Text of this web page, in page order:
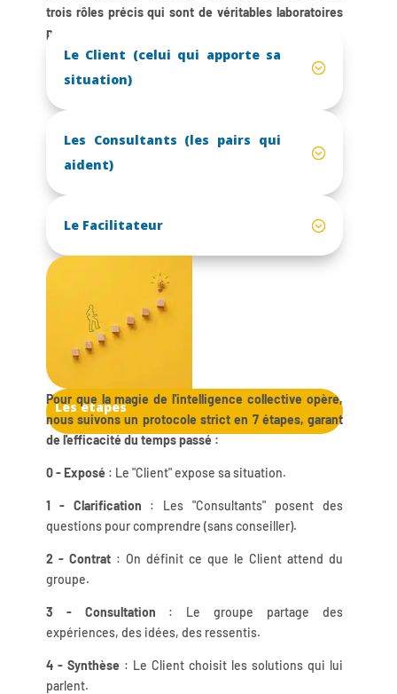
trois rôles précis qui sont de véritables laboratoires
pour vos compétences managériales :
Le Client (celui qui apporte sa
situation)
Les Consultants (les pairs qui
aident)
Le Facilitateur
Les étapes
Pour que la magie de l'intelligence collective opère,
nous suivons un protocole strict en 7 étapes, garant
de l'efficacité du temps passé :
0 - Exposé : Le "Client" expose sa situation.
1 - Clarification : Les "Consultants" posent des
questions pour comprendre (sans conseiller).
2 - Contrat: On définit ce que le Client attend du
groupe.
3 - Consultation : Le groupe partage des
expériences, des idées, des ressentis.
4 - Synthèse : Le Client choisit les solutions qui lui
parlent.